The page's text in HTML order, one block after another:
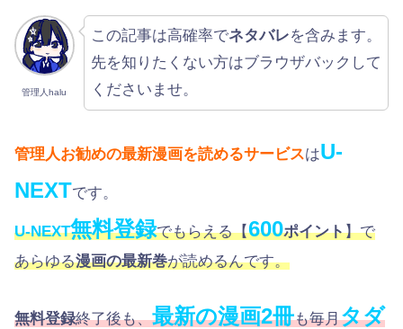
管理人halu
この記事は高確率でネタバレを含みます。
先を知りたくない方はブラウザバックして
くださいませ。
管理人お勧めの最新漫画を読めるサービスはU-
NEXTです。
U-NEXT無料登録でもらえる【600ポイント】で
あらゆる漫画の最新巻が読めるんです。
無料登録終了後も、最新の漫画2冊も毎月タダ